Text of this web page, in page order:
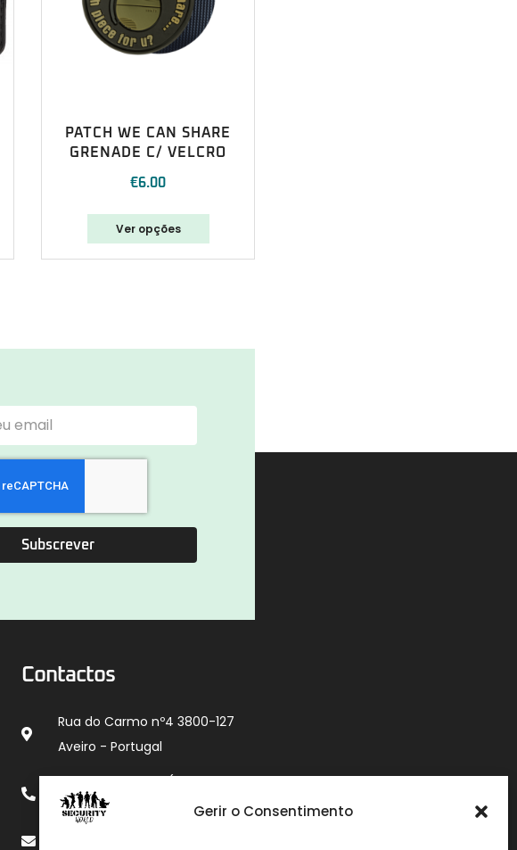
Gerir o Consentimento
PATCH WE CAN SHARE
GRENADE C/ VELCRO
€6.00
Ver opções
Subscrever
Contactos
Rua do Carmo nº4 3800-127
Aveiro - Portugal
912 009 740 (Chamada
para rede móvel nacional)